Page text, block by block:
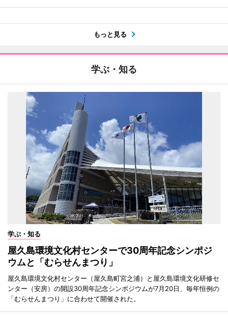
もっと見る
学ぶ・知る
学ぶ・知る
屋久島環境文化村センターで30周年記念シンポジ
ウムと「むらせんまつり」
屋久島環境文化村センター（屋久島町宮之浦）と屋久島環境文化研修セ
ンター（安房）の開設30周年記念シンポジウムが7月20日、毎年恒例の
「むらせんまつり」に合わせて開催された。